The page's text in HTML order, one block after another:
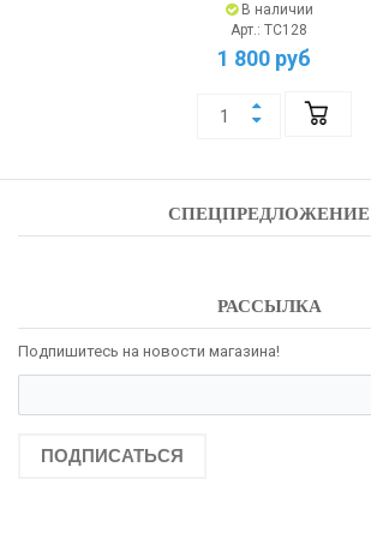
В наличии
Арт.: TC128
1 800 руб
СПЕЦПРЕДЛОЖЕНИЕ
РАССЫЛКА
Подпишитесь на новости магазина!
ПОДПИСАТЬСЯ